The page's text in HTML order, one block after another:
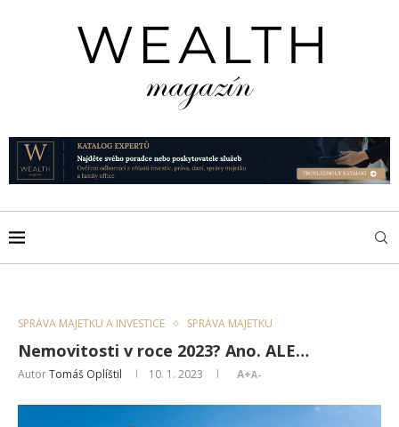
SPRÁVA MAJETKU A INVESTICE SPRÁVA MAJETKU
Nemovitosti v roce 2023? Ano. ALE…
AutorTomáš Oplíštil 10. 1. 2023 A+A-